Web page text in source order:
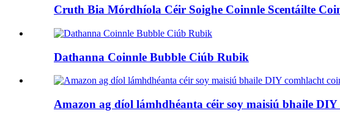
Cruth Bia Mórdhíola Céir Soighe Coinnle Scentáilte
Dathanna Coinnle Bubble Ciúb Rubik
Amazon ag díol lámhdhéanta céir soy maisiú bhaile